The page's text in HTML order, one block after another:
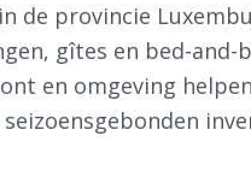
de provincie
gîtes en bed-
en omgeving